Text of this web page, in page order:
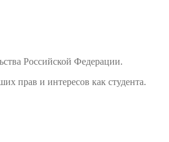
Российской Федерации.
прав и интересов как студента.